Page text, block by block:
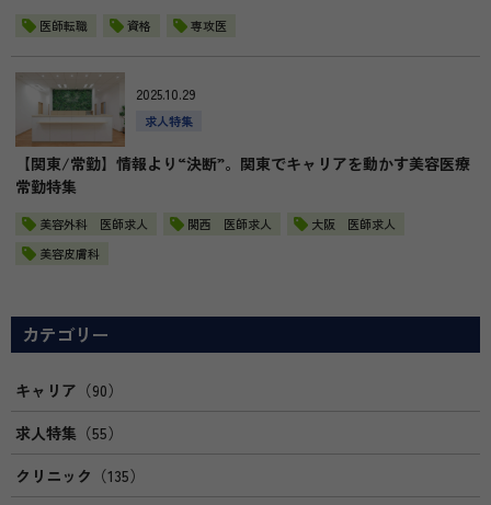
医師転職 資格 専攻医
2025.10.29
求人特集
【関東/常勤】情報より“決断”。関東でキャリアを動かす美容医療
常勤特集
美容外科 医師求人 関西 医師求人
大阪 医師求人
美容皮膚科
カテゴリー
キャリア （90）
求人特集 （55）
クリニック （135）